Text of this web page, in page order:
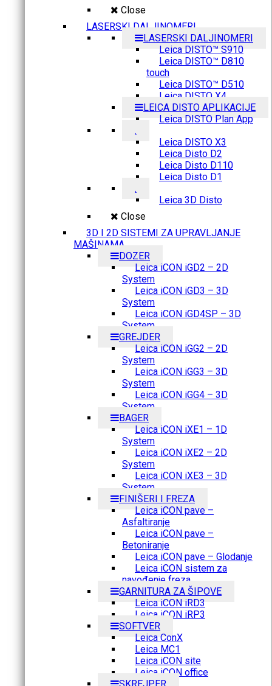
Close
LASERSKI DALJINOMERI
LASERSKI DALJINOMERI
Leica DISTO™ S910
Leica DISTO™ D810
touch
Leica DISTO™ D510
Leica DISTO X4
LEICA DISTO APLIKACIJE
Leica DISTO Plan App
.
Leica DISTO X3
Leica Disto D2
Leica Disto D110
Leica Disto D1
.
Leica 3D Disto
Close
3D I 2D SISTEMI ZA UPRAVLJANJE
MAŠINAMA
DOZER
Leica iCON iGD2 – 2D
System
Leica iCON iGD3 – 3D
System
Leica iCON iGD4SP – 3D
System
GREJDER
Leica iCON iGG2 – 2D
System
Leica iCON iGG3 – 3D
System
Leica iCON iGG4 – 3D
System
BAGER
Leica iCON iXE1 – 1D
System
Leica iCON iXE2 – 2D
System
Leica iCON iXE3 – 3D
System
FINIŠERI I FREZA
Leica iCON pave –
Asfaltiranje
Leica iCON pave –
Betoniranje
Leica iCON pave – Glodanje
Leica iCON sistem za
navođenje freza
GARNITURA ZA ŠIPOVE
Leica iCON iRD3
Leica iCON iRP3
SOFTVER
Leica ConX
Leica MC1
Leica iCON site
Leica iCON office